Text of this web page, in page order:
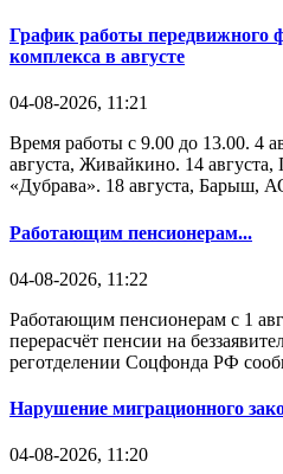
График работы передвижного
комплекса в августе
04-08-2026, 11:21
Время работы с 9.00 до 13.00. 4
августа, Живайкино. 14
«Дубрава». 18 августа, Барыш,
Работающим пенсионерам...
04-08-2026, 11:22
Работающим пенсионерам с 1
перерасчёт пенсии на
реготделении Соцфонда РФ
Нарушение миграционного
04-08-2026, 11:20